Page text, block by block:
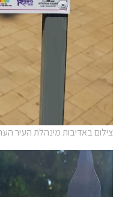
צילום באדיבות מינהלת העיר